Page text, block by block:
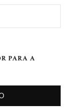
PARA A